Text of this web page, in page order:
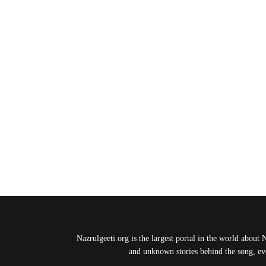
Nazrulgeeti.org is the largest portal in the world
and unknown stories behind the song,